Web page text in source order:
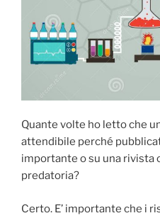
Quante volte ho letto che
attendibile perché
importante o su una rivista
predatoria?
Certo. E’ importante che i